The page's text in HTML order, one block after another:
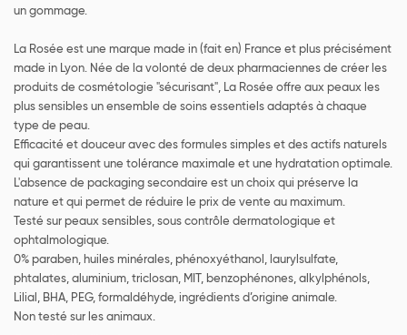
un gommage.
La Rosée est une marque made in (fait en) France et plus précisément
made in Lyon. Née de la volonté de deux pharmaciennes de créer les
produits de cosmétologie "sécurisant", La Rosée offre aux peaux les
plus sensibles un ensemble de soins essentiels adaptés à chaque
type de peau.
Efficacité et douceur avec des formules simples et des actifs naturels
qui garantissent une tolérance maximale et une hydratation optimale.
L'absence de packaging secondaire est un choix qui préserve la
nature et qui permet de réduire le prix de vente au maximum.
Testé sur peaux sensibles, sous contrôle dermatologique et
ophtalmologique.
0% paraben, huiles minérales, phénoxyéthanol, laurylsulfate,
phtalates, aluminium, triclosan, MIT, benzophénones, alkylphénols,
Lilial, BHA, PEG, formaldéhyde, ingrédients d’origine animale.
Non testé sur les animaux.